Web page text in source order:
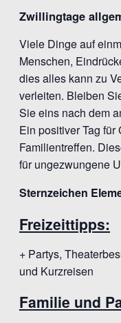
Zwillingtage
Viele Dinge auf
Menschen,
dies alles kann zu
verleiten. Bleiben
Sie eins nach dem
Ein positiver Tag
Familientreffen.
für ungezwungene
Sternzeichen
Freizeittipps:
+ Partys,
und Kurzreisen
Familie und